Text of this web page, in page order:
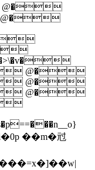
@�
@�
@�
@�
��m�㝴